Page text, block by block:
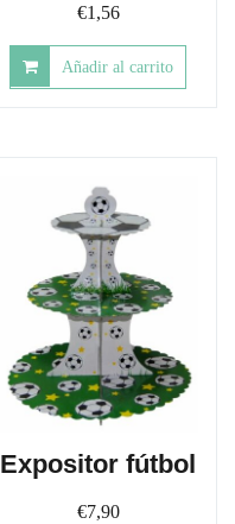
€1,56
Añadir al carrito
Expositor fútbol
€7,90